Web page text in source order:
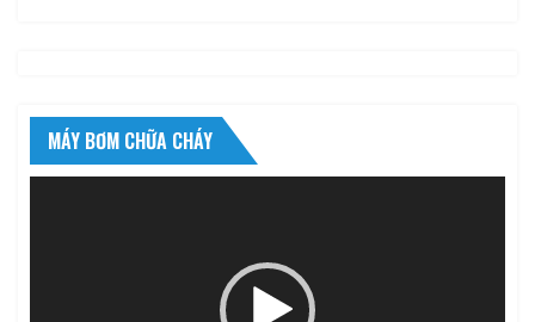
MÁY BƠM CHỮA CHÁY